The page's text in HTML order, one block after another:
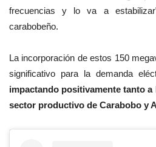
frecuencias y lo va a
carabobeño.
La incorporación de estos 150
significativo para la demanda
impactando positivamente tanto
sector productivo de Carabobo y